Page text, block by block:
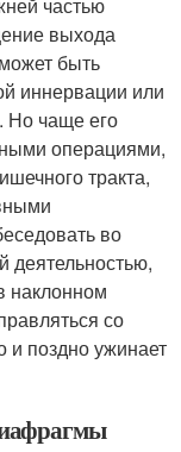
выхода
быть
иннервации или
Но чаще его
операциями,
тракта,
во
деятельностью,
наклонном
со
и поздно ужинает